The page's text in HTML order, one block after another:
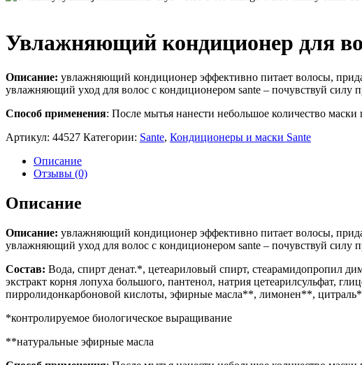
Увлажняющий кондиционер для
Описание: увлажняющий кондиционер эффективно питает волосы,
увлажняющий уход для волос с кондиционером sante – почувствуй силу
Способ применения: После мытья нанести небольшое количество
Артикул: 44527 Категории: Sante, Кондиционеры и маски Sante
Описание
Отзывы (0)
Описание
Описание: увлажняющий кондиционер эффективно питает волосы,
увлажняющий уход для волос с кондиционером sante – почувствуй силу
Состав: Вода, спирт денат.*, цетеариловый спирт, стеарамидопропил
экстракт корня лопуха большого, пантенол, натрия цетеарилсульфат,
пирролидонкарбоновой кислоты, эфирные масла**, лимонен**,
*контролируемое биологическое выращивание
**натуральные эфирные масла